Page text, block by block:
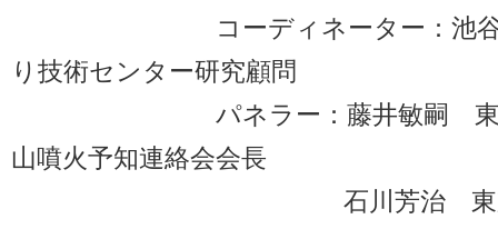
コーディネーター：池谷
り技術センター研究顧問
パネラー：藤井敏嗣 東京大
山噴火予知連絡会会長
石川芳治 東京農工大